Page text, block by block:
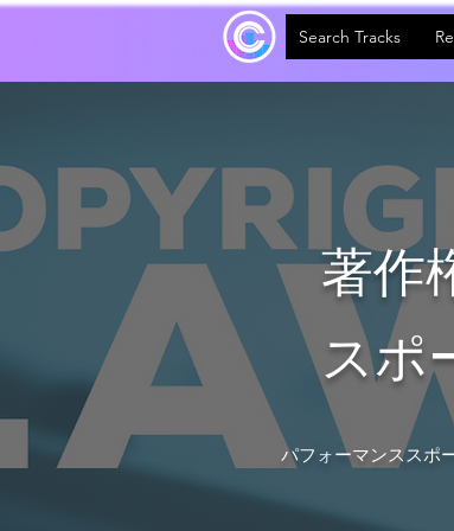
Search Tracks
著作
スポ
パフォーマンススポ